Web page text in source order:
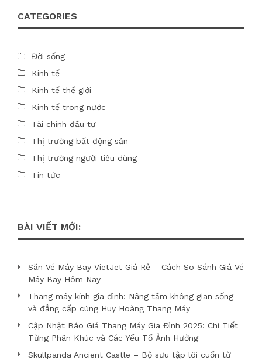
CATEGORIES
Đời sống
Kinh tế
Kinh tế thế giới
Kinh tế trong nước
Tài chính đầu tư
Thị trường bất động sản
Thị trường người tiêu dùng
Tin tức
BÀI VIẾT MỚI:
Săn Vé Máy Bay VietJet Giá Rẻ – Cách So Sánh Giá Vé
Máy Bay Hôm Nay
Thang máy kính gia đình: Nâng tầm không gian sống
và đẳng cấp cùng Huy Hoàng Thang Máy
Cập Nhật Báo Giá Thang Máy Gia Đình 2025: Chi Tiết
Từng Phân Khúc và Các Yếu Tố Ảnh Hưởng
Skullpanda Ancient Castle – Bộ sưu tập lôi cuốn từ